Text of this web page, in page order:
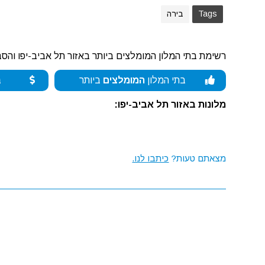
Tags בירה
רשימת בתי המלון המומלצים ביותר באזור תל אביב-יפו
בתי המלון המומלצים ביותר
מלונות באזור תל אביב-יפו:
מצאתם טעות? כיתבו לנו.